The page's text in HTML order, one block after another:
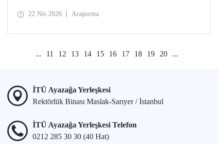
yangınları mercek altına alan bir çalışmaya imza attı.
22 Nis 2026 Araştırma
... 11 12 13 14 15 16 17 18 19 20 ...
İTÜ Ayazağa Yerleşkesi
Rektörlük Binası Maslak-Sarıyer / İstanbul
İTÜ Ayazağa Yerleşkesi Telefon
0212 285 30 30 (40 Hat)